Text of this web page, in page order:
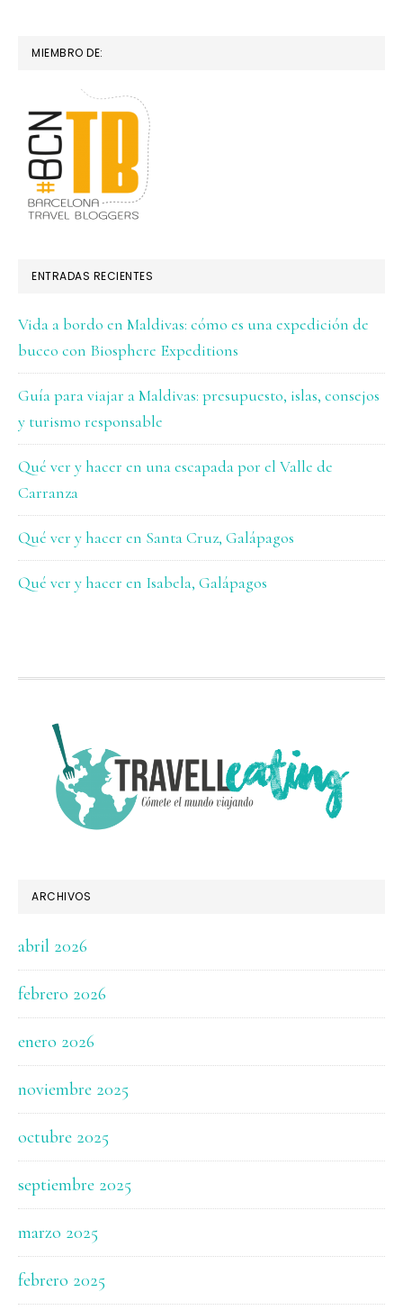
MIEMBRO DE:
ENTRADAS RECIENTES
Vida a bordo en Maldivas: cómo es una expedición de
buceo con Biosphere Expeditions
Guía para viajar a Maldivas: presupuesto, islas, consejos
y turismo responsable
Qué ver y hacer en una escapada por el Valle de
Carranza
Qué ver y hacer en Santa Cruz, Galápagos
Qué ver y hacer en Isabela, Galápagos
FOOTER
ARCHIVOS
abril 2026
febrero 2026
enero 2026
noviembre 2025
octubre 2025
septiembre 2025
marzo 2025
febrero 2025